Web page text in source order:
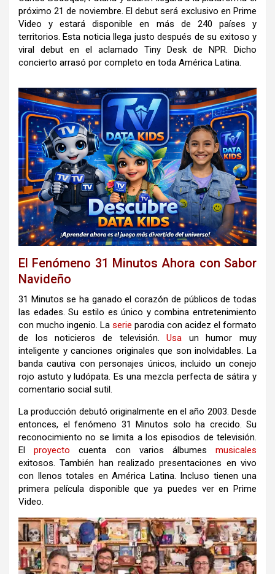
próximo 21 de noviembre. El debut será exclusivo en Prime
Video y estará disponible en más de 240 países y
territorios. Esta noticia llega justo después de su exitoso y
viral debut en el aclamado Tiny Desk de NPR. Dicho
concierto arrasó por completo en toda América Latina.
El Fenómeno 31 Minutos Ahora con Sabor
Navideño
31 Minutos se ha ganado el corazón de públicos de todas
las edades. Su estilo es único y combina entretenimiento
con mucho ingenio. La serie parodia con acidez el formato
de los noticieros de televisión.Usa un humor muy
inteligente y canciones originales que son inolvidables. La
banda cautiva con personajes únicos, incluido un conejo
rojo astuto y ludópata. Es una mezcla perfecta de sátira y
comentario social sutil.
La producción debutó originalmente en el año 2003. Desde
entonces, el fenómeno 31 Minutos solo ha crecido. Su
reconocimiento no se limita a los episodios de televisión.
Elproyecto cuenta con varios álbumesmusicales
exitosos. También han realizado presentaciones en vivo
con llenos totales en América Latina. Incluso tienen una
primera película disponible que ya puedes ver en Prime
Video.